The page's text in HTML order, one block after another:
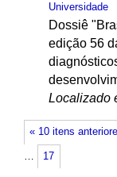
Universidade
Dossiê
edição 56
Localizado
« 10 itens
… 17